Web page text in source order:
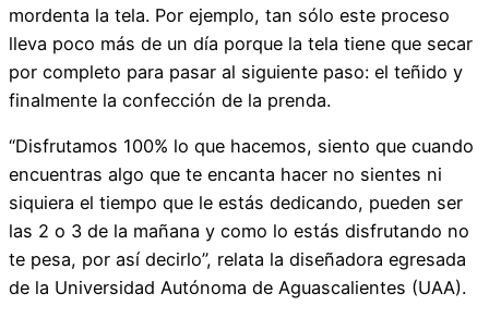
mordenta la tela. Por ejemplo, tan sólo este proceso
lleva poco más de un día porque la tela tiene que secar
por completo para pasar al siguiente paso: el teñido y
finalmente la confección de la prenda.
“Disfrutamos 100% lo que hacemos, siento que cuando
encuentras algo que te encanta hacer no sientes ni
siquiera el tiempo que le estás dedicando, pueden ser
las 2 o 3 de la mañana y como lo estás disfrutando no
te pesa, por así decirlo”, relata la diseñadora egresada
de la Universidad Autónoma de Aguascalientes (UAA).